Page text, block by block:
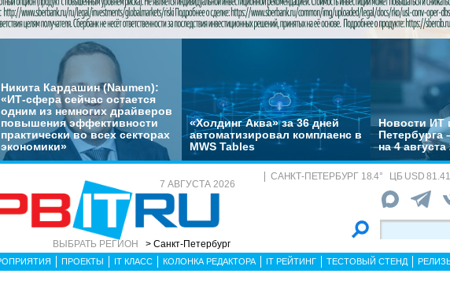
Никита Кардашин (Naumen):
«ИТ-сфера сейчас остается
одним из немногих драйверов
повышения эффективности
практически во всех секторах
экономики»
«Холдинг Аква» за 36 дней
автоматизировал комплаенс в
MWS Tables
Новости ИТ
Петербурга
на 4 августа
7 АВГУСТА 2026
ВЫБРАТЬ РЕГИОН > Санкт-Петербург
САНКТ-ПЕТЕРБУРГ 18.4° ЦБ USD
ПРОЕКТЫ IT КЛАСС КОЛОНКА РЕДАКТОРА IT РЕЙТИНГ ТЕСТОВЫЙ СТЕНД